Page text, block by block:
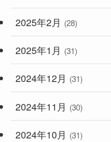
2025年2月 (28)
2025年1月 (31)
2024年12月 (31)
2024年11月 (30)
2024年10月 (31)